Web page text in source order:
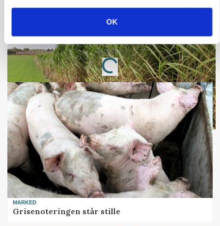
OK
Annonce
Loading...
MARKED
Grisenoteringen står stille